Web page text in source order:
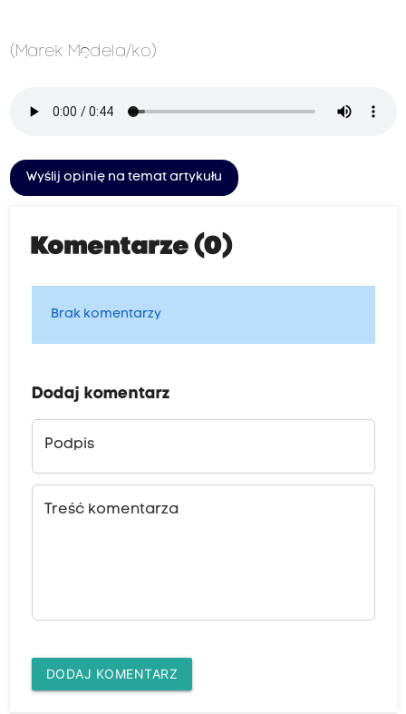
(Marek Mędela/ko)
Wyślij opinię na temat artykułu
Komentarze (0)
Brak komentarzy
Dodaj komentarz
Podpis
Treść komentarza
DODAJ KOMENTARZ